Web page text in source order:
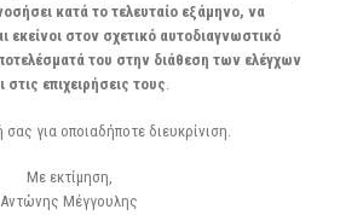
κατά το τελευταίο εξάμηνο, να
εκείνοι στον σχετικό αυτοδιαγνωστικό
του στην διάθεση των ελέγχων
επιχειρήσεις τους
για οποιαδήποτε διευκρίνιση.
Με εκτίμηση,
Αντώνης Μέγγουλης